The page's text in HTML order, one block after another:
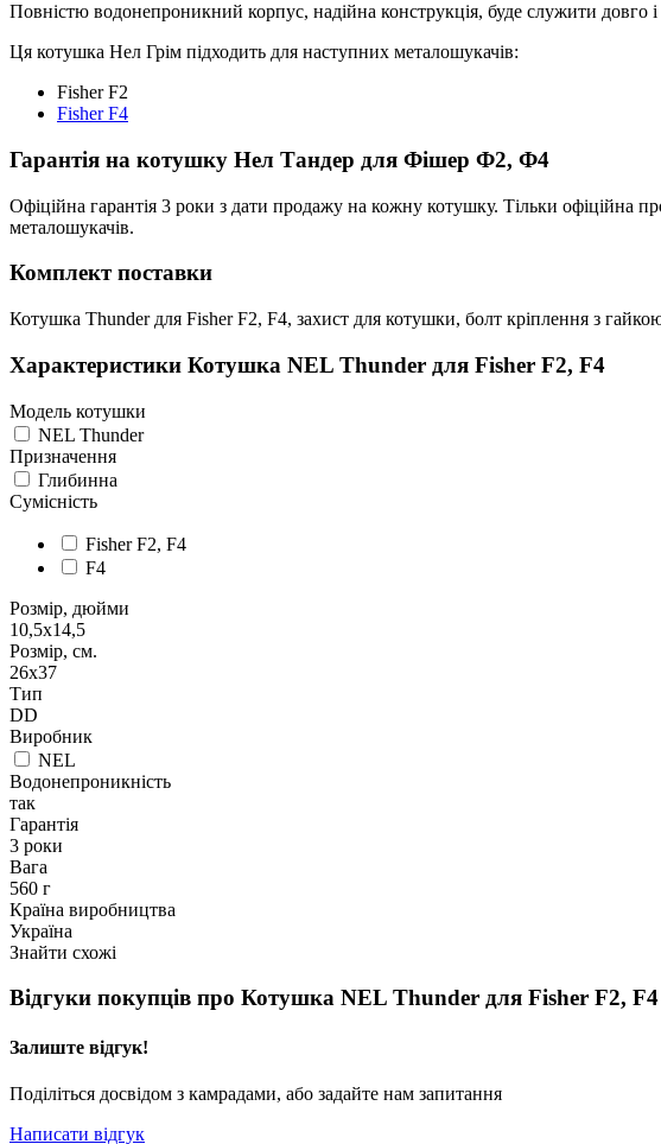
Повністю водонепроникний корпус, надійна конструкція, буде служити довго і
Ця котушка Нел Грім підходить для наступних металошукачів:
Fisher F2
Fisher F4
Гарантія на котушку Нел Тандер для Фішер Ф2, Ф4
Офіційна гарантія 3 роки з дати продажу на кожну котушку. Тільки офіційна
металошукачів.
Комплект поставки
Котушка Thunder для Fisher F2, F4, захист для котушки, болт кріплення з
Характеристики Котушка NEL Thunder для Fisher F2, F4
Модель котушки
NEL Thunder
Призначення
Глибинна
Сумісність
Fisher F2, F4
F4
Розмір, дюйми
10,5x14,5
Розмір, см.
26х37
Тип
DD
Виробник
NEL
Водонепроникність
так
Гарантія
3 роки
Вага
560 г
Країна виробництва
Україна
Знайти схожі
Відгуки покупців про Котушка NEL Thunder для Fisher F2, F4
Залиште відгук!
Поділіться досвідом з камрадами, або задайте нам запитання
Написати відгук